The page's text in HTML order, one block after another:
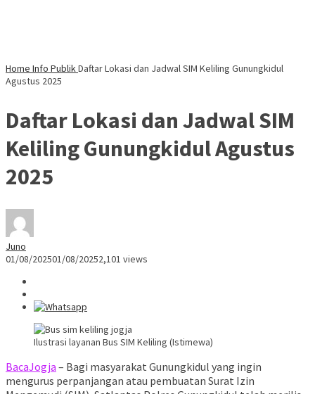
Home Info PublikDaftar Lokasi dan Jadwal SIM Keliling Gunungkidul
Agustus 2025
Daftar Lokasi dan Jadwal SIM
Keliling Gunungkidul Agustus
2025
Juno
01/08/202501/08/20252,101 views
Ilustrasi layanan Bus SIM Keliling (Istimewa)
BacaJogja – Bagi masyarakat Gunungkidul yang ingin
mengurus perpanjangan atau pembuatan Surat Izin